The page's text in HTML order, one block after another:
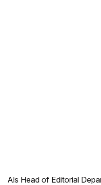
Als Head of Editorial